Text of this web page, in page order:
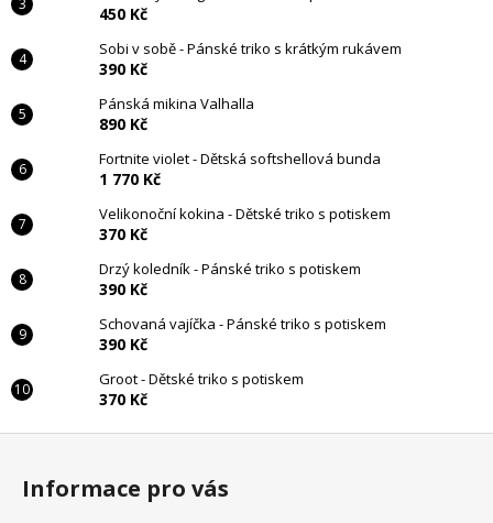
450 Kč
Sobi v sobě - Pánské triko s krátkým rukávem
390 Kč
Pánská mikina Valhalla
890 Kč
Fortnite violet - Dětská softshellová bunda
1 770 Kč
Velikonoční kokina - Dětské triko s potiskem
370 Kč
Drzý koledník - Pánské triko s potiskem
390 Kč
Schovaná vajíčka - Pánské triko s potiskem
390 Kč
Groot - Dětské triko s potiskem
370 Kč
Z
Informace pro vás